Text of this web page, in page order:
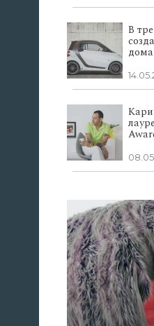
В
дома